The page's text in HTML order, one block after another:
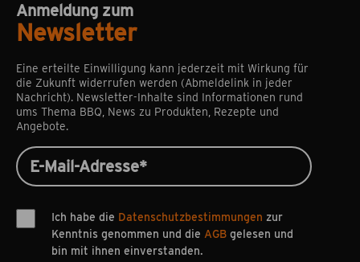
Anmeldung zum
Newsletter
Eine erteilte Einwilligung kann jederzeit mit Wirkung für
die Zukunft widerrufen werden (Abmeldelink in jeder
Nachricht). Newsletter-Inhalte sind Informationen rund
ums Thema BBQ, News zu Produkten, Rezepte und
Angebote.
Ich habe die Datenschutzbestimmungen zur
Kenntnis genommen und die AGB gelesen und
bin mit ihnen einverstanden.